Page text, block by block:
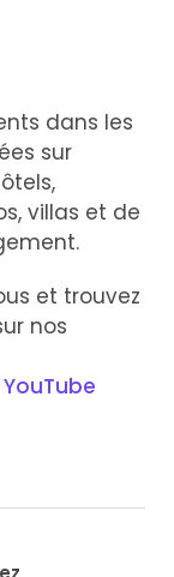
dans les
sur
villas et de
et trouvez
nos
YouTube